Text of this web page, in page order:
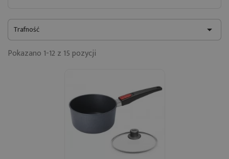
Trafność 
Pokazano 1-12 z 15 pozycji